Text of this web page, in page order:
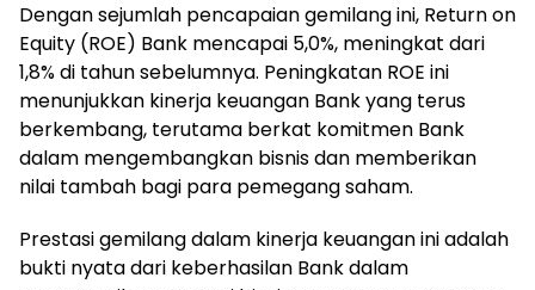
Dengan sejumlah pencapaian gemilang ini, Return on
Equity (ROE) Bank mencapai 5,0%, meningkat dari
1,8% di tahun sebelumnya. Peningkatan ROE ini
menunjukkan kinerja keuangan Bank yang terus
berkembang, terutama berkat komitmen Bank
dalam mengembangkan bisnis dan memberikan
nilai tambah bagi para pemegang saham.
Prestasi gemilang dalam kinerja keuangan ini adalah
bukti nyata dari keberhasilan Bank dalam